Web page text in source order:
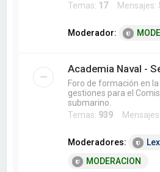
Temas: 17Mensajes:
Moderador:
Academia Naval -
Foro de formación en
gestiones para el
submarino.
Temas: 939 Mensajes:
Moderadores:
MODERACION